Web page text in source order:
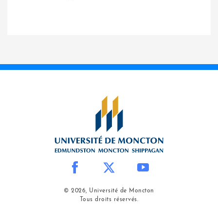
© 2026, Université de Moncton
Tous droits réservés.